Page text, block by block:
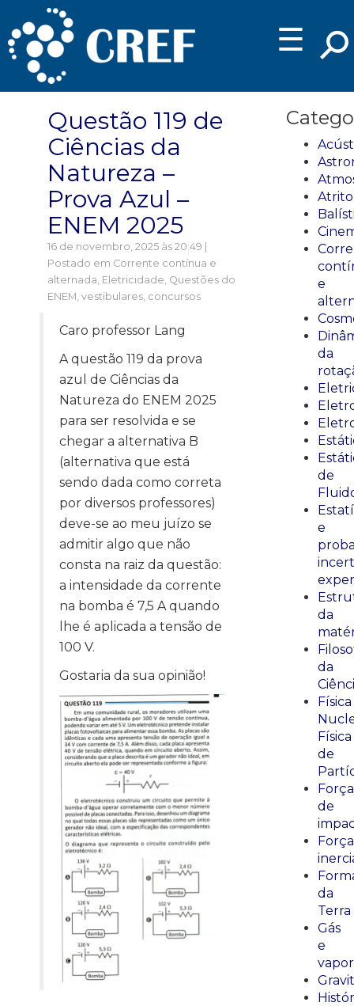
☰
Questão 119 de
Ciências da
Natureza –
Prova Azul –
ENEM 2025
16 de novembro, 2025 às 20:49 |
Postado em Corrente contínua e
alternada, Eletricidade, Questões do
ENEM, vestibulares, concursos
Caro professor Lang
A questão 119 da prova
azul de Ciências da
Natureza do ENEM 2025
para ser resolvida e se
chegar a alternativa B
(alternativa que está
sendo dada como correta
por diversos professores)
deve-se ao meu juízo se
admitir algo que não
consta na raiz da questão:
a intensidade da corrente
na bomba é 7,5 A quando
lhe é aplicada a tensão de
100 V.
Gostaria da sua opinião!
Atrito
e
da
de
e
da
da
Física
Física
de
Força
de
da
Terra
Gás
e
vapor